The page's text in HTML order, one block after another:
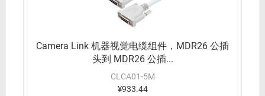
Camera Link 机器视觉电缆组件，MDR26 公插
头到 MDR26 公插...
CLCA01-5M
¥933.44